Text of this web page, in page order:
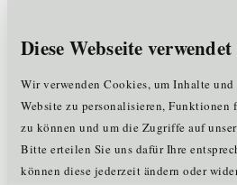
Diese Webseite
Wir verwenden Cookies, um Inhalte
Website zu personalisieren, Funktionen
zu können und um die Zugriffe auf
Bitte erteilen Sie uns dafür Ihre
können diese jederzeit ändern oder
KRAISBAU
PARALLEL-SESSION 2:
13:10 - 15:30 Uhr
Workshops – Hands-on und